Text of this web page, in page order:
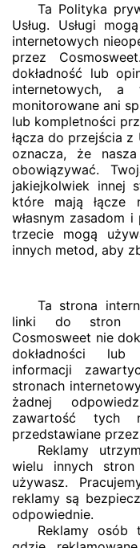
Ta Polityka
Usług. Usługi
internetowych
przez
dokładność lub
internetowych,
monitorowane ani
lub kompletności
łącza do przejścia z
oznacza, że
obowiązywać.
jakiejkolwiek innej
które mają łącze
własnym zasadom
trzecie mogą
innych metod, aby
Ta strona
linki do stron
Cosmosweet nie
dokładności lub
informacji
stronach
żadnej
zawartość
przedstawiane
Reklamy
wielu innych
używasz.
reklamy są
odpowiednie.
Reklamy